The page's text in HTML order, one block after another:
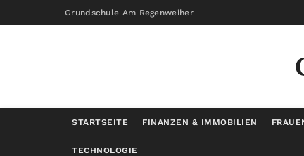
Grundschule Am Regenweiher
STARTSEITE FINANZEN & IMMOBILIEN
TECHNOLOGIE